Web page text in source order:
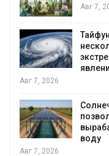
Авг 7,
Авг 7, 2026
воду
Авг 7, 2026